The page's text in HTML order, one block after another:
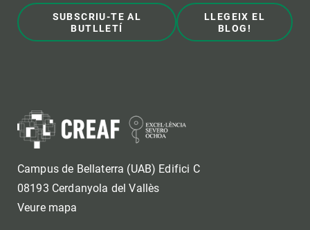
SUBSCRIU-TE AL
BUTLLETÍ
LLEGEIX EL
BLOG!
Campus de Bellaterra (UAB) Edifici C
08193 Cerdanyola del Vallès
Veure mapa